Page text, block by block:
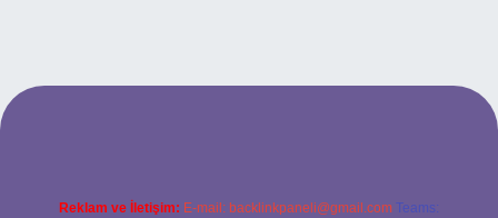
yap
Reklam ve İletişim: E-mail: backlinkpaneli@gmail.com Teams: